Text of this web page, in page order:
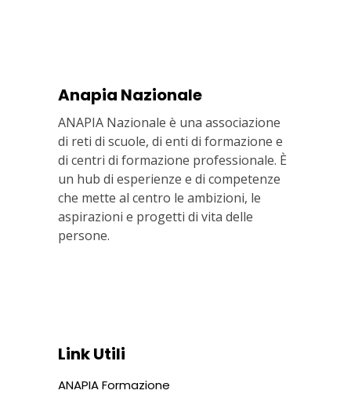
Anapia Nazionale
ANAPIA Nazionale è una associazione
di reti di scuole, di enti di formazione e
di centri di formazione professionale. È
un hub di esperienze e di competenze
che mette al centro le ambizioni, le
aspirazioni e progetti di vita delle
persone.
Link Utili
ANAPIA Formazione